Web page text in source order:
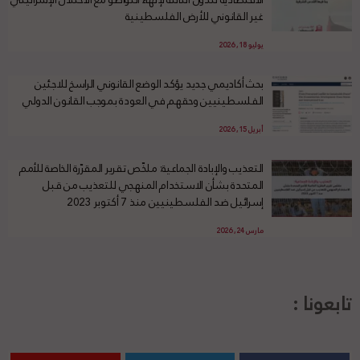
غير القانوني للأرض الفلسطينية
يوليو 18, 2026
بحث أكاديمي جديد يؤكد الوضع القانوني الراسخ للاجئين
الفلسطينيين وحقهم في العودة بموجب القانون الدولي
أبريل 15, 2026
التعذيب والإبادة الجماعية: ملخّص تقرير المقرّرة الخاصة للأمم
المتحدة بشأن الاستخدام المنهجي للتعذيب من قبل
إسرائيل ضد الفلسطينيين منذ 7 أكتوبر 2023
مارس 24, 2026
تابعونا :